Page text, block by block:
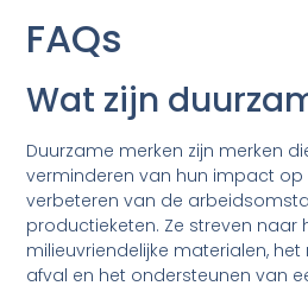
FAQs
Wat zijn
Duurzame merken zijn merken
verminderen van hun impact op
verbeteren van de
productieketen. Ze streven naar
milieuvriendelijke materialen,
afval en het ondersteunen van